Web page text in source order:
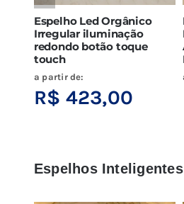
Espelho Led Pontas
Arredondadas 60×160
Corpo Inteiro Luz
Ajustável Touch
a partir de:
R$931,00
Espelhos Inteligentes